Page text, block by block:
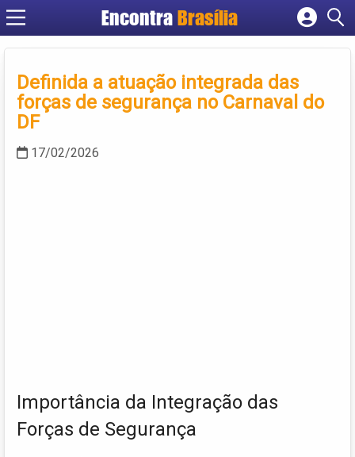
EncontraBrasília
Cadastrar empresa
Criar conta
Definida a atuação integrada das
forças de segurança no Carnaval do
DF
17/02/2026
Importância da Integração das
Forças de Segurança